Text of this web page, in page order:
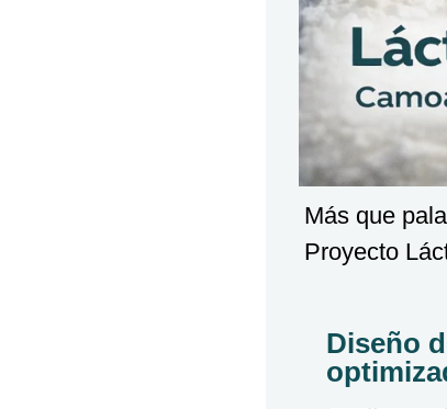
Más que
Proyecto
Diseño